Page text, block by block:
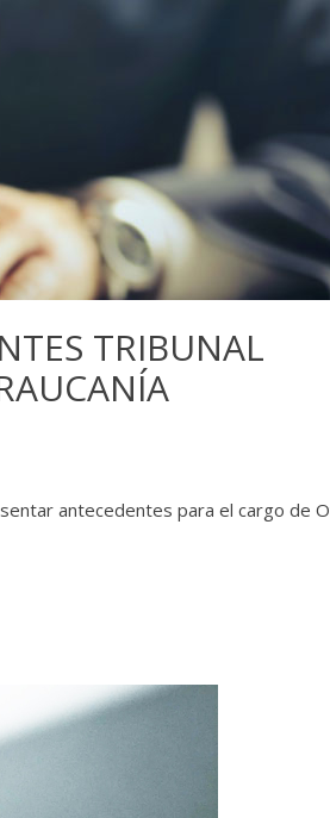
TRIBUNAL
antecedentes para el cargo de